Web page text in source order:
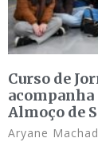
Curso de
acompanha
Almoço de
Aryane